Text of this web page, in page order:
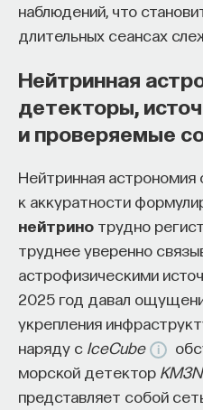
наблюдений, что
длительных сеансах
Нейтринная
детекторы,
и проверяемые
Нейтринная астрономия
к аккуратности
нейтрино трудно
труднее уверенно
астрофизическими
2025 год давал
укрепления
наряду с IceCube
морской детектор
представляет собой